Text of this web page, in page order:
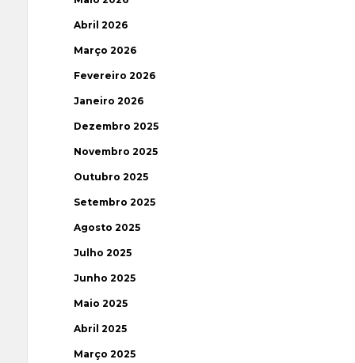
Abril 2026
Março 2026
Fevereiro 2026
Janeiro 2026
Dezembro 2025
Novembro 2025
Outubro 2025
Setembro 2025
Agosto 2025
Julho 2025
Junho 2025
Maio 2025
Abril 2025
Março 2025